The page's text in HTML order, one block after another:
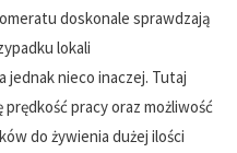
doskonale sprawdzają
lokali
nieco inaczej. Tutaj
pracy oraz możliwość
do żywienia dużej ilości